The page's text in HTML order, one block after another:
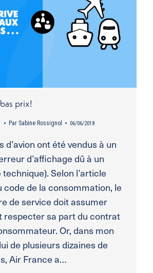
prix!
Par Sabine Rossignol 06/06/2018
d’avion ont été vendus à un
d’affichage dû à un
Selon l’article
code de la consommation, le
de service doit assumer
respecter sa part du contrat
Or, dans mon
de plusieurs dizaines de
Air France a…